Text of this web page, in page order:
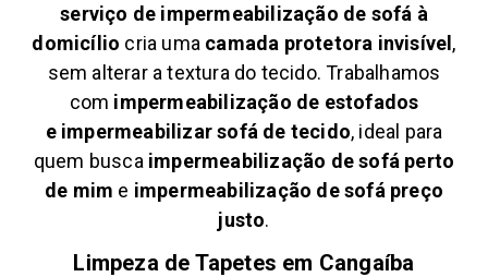
serviço de impermeabilização de sofá à
domicílio cria uma camada protetora invisível,
sem alterar a textura do tecido. Trabalhamos
com impermeabilização de estofados
e impermeabilizar sofá de tecido, ideal para
quem busca impermeabilização de sofá perto
de mim e impermeabilização de sofá preço
justo.
Limpeza de Tapetes em Cangaíba